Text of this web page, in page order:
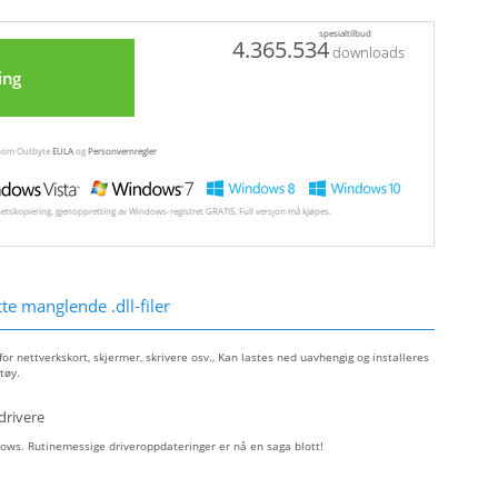
spesialtilbud
4.365.534downloads
OutbyteEULAogPersonvernregler
gjenoppretting av Windows-registret GRATIS. Full versjon må kjøpes.
manglende .dll-filer
nettverkskort, skjermer, skrivere osv., Kan lastes ned uavhengig og installeres
Rutinemessige driveroppdateringer er nå en saga blott!